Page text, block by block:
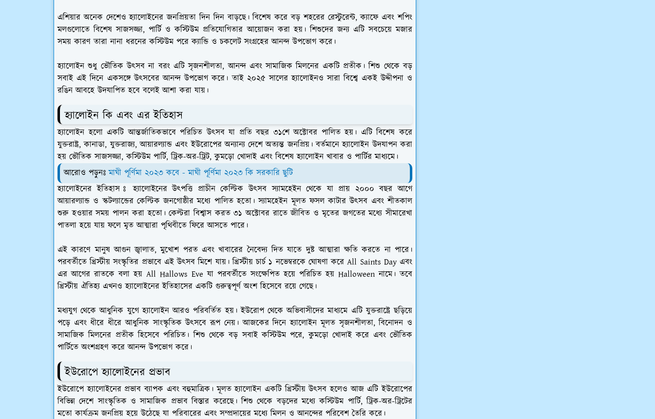
এশিয়ার অনেক দেশেও হ্যালোইনের জনপ্রিয়তা দিন দিন বাড়ছে। বিশেষ করে বড় শহরের রেস্টুরেন্ট, ক্যাফে এবং শপিং
মলগুলোতে বিশেষ সাজসজ্জা, পার্টি ও কস্টিউম প্রতিযোগিতার আয়োজন করা হয়। শিশুদের জন্য এটি সবচেয়ে মজার
সময় কারণ তারা নানা ধরনের কস্টিউম পরে ক্যান্ডি ও চকলেট সংগ্রহের আনন্দ উপভোগ করে।
হ্যালোইন শুধু ভৌতিক উৎসব না বরং এটি সৃজনশীলতা, আনন্দ এবং সামাজিক মিলনের একটি প্রতীক। শিশু থেকে বড়
সবাই এই দিনে একসঙ্গে উৎসবের আনন্দ উপভোগ করে। তাই ২০২৫ সালের হ্যালোইনও সারা বিশ্বে একই উদ্দীপনা ও
রঙিন আবহে উদযাপিত হবে বলেই আশা করা যায়।
হ্যালোইন কি এবং এর ইতিহাস
হ্যালোইন হলো একটি আন্তর্জাতিকভাবে পরিচিত উৎসব যা প্রতি বছর ৩১শে অক্টোবর পালিত হয়। এটি বিশেষ করে
যুক্তরাষ্ট্র, কানাডা, যুক্তরাজ্য, আয়ারল্যান্ড এবং ইউরোপের অন্যান্য দেশে অত্যন্ত জনপ্রিয়। বর্তমানে হ্যালোইন উদযাপন করা
হয় ভৌতিক সাজসজ্জা, কস্টিউম পার্টি, ট্রিক-অর-ট্রিট, কুমড়ো খোদাই এবং বিশেষ হ্যালোইন খাবার ও পার্টির মাধ্যমে।
আরোও পড়ুনঃমাঘী পূর্ণিমা ২০২৩ কবে - মাঘী পূর্ণিমা ২০২৩ কি সরকারি ছুটি
হ্যালোইনের ইতিহাস ঃহ্যালোইনের উৎপত্তি প্রাচীন কেল্টিক উৎসব স্যামহেইন থেকে যা প্রায় ২০০০ বছর আগে
আয়ারল্যান্ড ও স্কটল্যান্ডের কেল্টিক জনগোষ্ঠীর মধ্যে পালিত হতো। স্যামহেইন মূলত ফসল কাটার উৎসব এবং শীতকাল
শুরু হওয়ার সময় পালন করা হতো। কেল্টরা বিশ্বাস করত ৩১ অক্টোবর রাতে জীবিত ও মৃতের জগতের মধ্যে সীমারেখা
পাতলা হয়ে যায় ফলে মৃত আত্মারা পৃথিবীতে ফিরে আসতে পারে।
এই কারণে মানুষ আগুন জ্বালাত, মুখোশ পরত এবং খাবারের নৈবেদ্য দিত যাতে দুষ্ট আত্মারা ক্ষতি করতে না পারে।
পরবর্তীতে খ্রিস্টীয় সংস্কৃতির প্রভাবে এই উৎসব মিশে যায়। খ্রিস্টীয় চার্চ ১ নভেম্বরকে ঘোষণা করে All Saints Day এবং
এর আগের রাতকে বলা হয় All Hallows Eve যা পরবর্তীতে সংক্ষেপিত হয়ে পরিচিত হয় Halloween নামে। তবে
খ্রিস্টীয় ঐতিহ্য এখনও হ্যালোইনের ইতিহাসের একটি গুরুত্বপূর্ণ অংশ হিসেবে রয়ে গেছে।
মধ্যযুগ থেকে আধুনিক যুগে হ্যালোইন আরও পরিবর্তিত হয়। ইউরোপ থেকে অভিবাসীদের মাধ্যমে এটি যুক্তরাষ্ট্রে ছড়িয়ে
পড়ে এবং ধীরে ধীরে আধুনিক সাংস্কৃতিক উৎসবে রূপ নেয়। আজকের দিনে হ্যালোইন মূলত সৃজনশীলতা, বিনোদন ও
সামাজিক মিলনের প্রতীক হিসেবে পরিচিত। শিশু থেকে বড় সবাই কস্টিউম পরে, কুমড়ো খোদাই করে এবং ভৌতিক
পার্টিতে অংশগ্রহণ করে আনন্দ উপভোগ করে।
ইউরোপে হ্যালোইনের প্রভাব
ইউরোপে হ্যালোইনের প্রভাব ব্যাপক এবং বহুমাত্রিক। মূলত হ্যালোইন একটি খ্রিস্টীয় উৎসব হলেও আজ এটি ইউরোপের
বিভিন্ন দেশে সাংস্কৃতিক ও সামাজিক প্রভাব বিস্তার করেছে। শিশু থেকে বড়দের মধ্যে কস্টিউম পার্টি, ট্রিক-অর-ট্রিটের
মতো কার্যক্রম জনপ্রিয় হয়ে উঠেছে যা পরিবারের এবং সম্প্রদায়ের মধ্যে মিলন ও আনন্দের পরিবেশ তৈরি করে।